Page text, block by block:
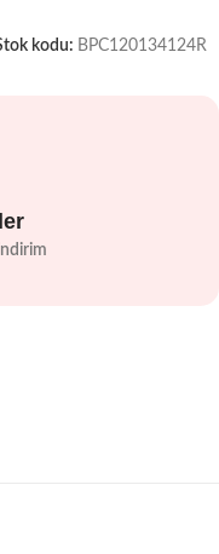
kodu: BPC120134124R